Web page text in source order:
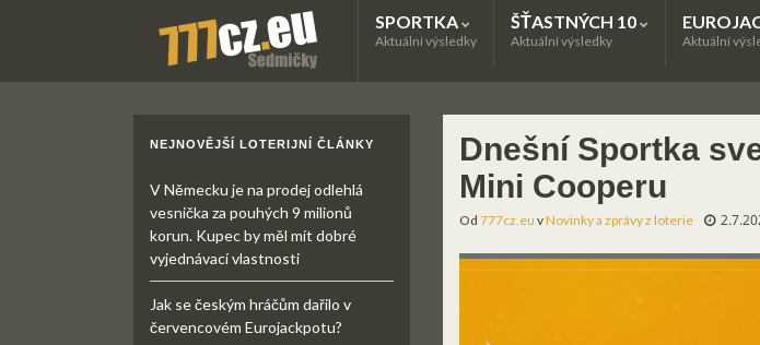
SPORTKA
Aktuální výsledky
ŠŤASTNÝCH 10
Aktuální výsledky Aktuální
Dnešní Sportka
Mini Cooperu
Od 777cz.eu vNovinky a zprávy z loterie
NEJNOVĚJŠÍ LOTERIJNÍ ČLÁNKY
V Německu je na prodej odlehlá
vesnička za pouhých 9 milionů
korun. Kupec by měl mít dobré
vyjednávací vlastnosti
Jak se českým hráčům dařilo v
červencovém Eurojackpotu?